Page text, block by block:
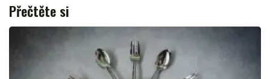
Přečtěte si